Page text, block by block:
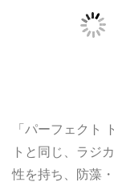
「パーフェクト
トと同じ、ラジ
性を持ち、防藻